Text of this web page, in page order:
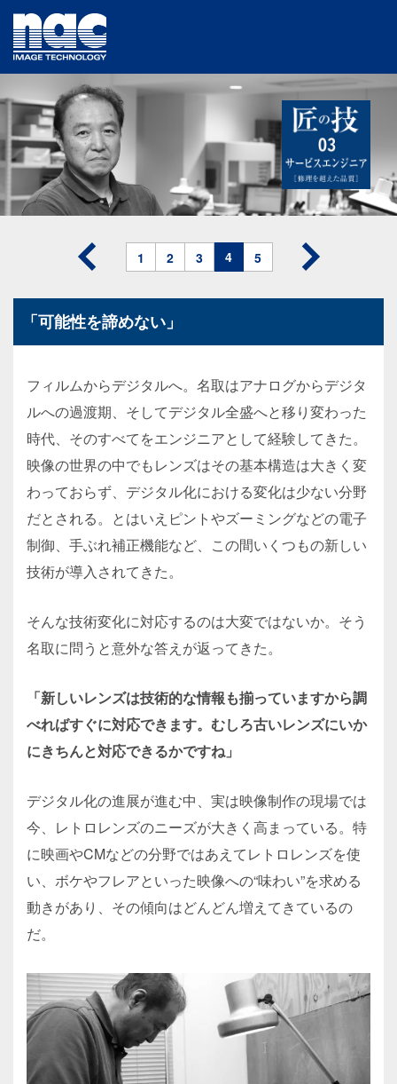
1 2 3 4 5
「可能性を諦めない」
フィルムからデジタルへ。名取はアナログからデジタ
ルへの過渡期、そしてデジタル全盛へと移り変わった
時代、そのすべてをエンジニアとして経験してきた。
映像の世界の中でもレンズはその基本構造は大きく変
わっておらず、デジタル化における変化は少ない分野
だとされる。とはいえピントやズーミングなどの電子
制御、手ぶれ補正機能など、この間いくつもの新しい
技術が導入されてきた。
そんな技術変化に対応するのは大変ではないか。そう
名取に問うと意外な答えが返ってきた。
「新しいレンズは技術的な情報も揃っていますから調
べればすぐに対応できます。むしろ古いレンズにいか
にきちんと対応できるかですね」
デジタル化の進展が進む中、実は映像制作の現場では
今、レトロレンズのニーズが大きく高まっている。特
に映画やCMなどの分野ではあえてレトロレンズを使
い、ボケやフレアといった映像への“味わい”を求める
動きがあり、その傾向はどんどん増えてきているの
だ。